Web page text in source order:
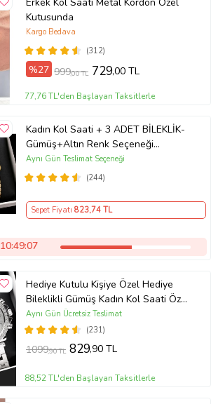
Kutusunda
(312)
Kargo Bedava
%27 999,00 TL 729,00 TL
77,76 TL'den Başlayan Taksitlerle
Kadın Kol Saati + 3 ADET BİLEKLİK-
Gümüş+Altın Renk Seçeneği
ayarlanabilir kordon Kadın Kol Saati
BİLEKLİK HEDİYE Altın Renk - Kız
(244)
Aynı Gün Teslimat Seçeneği
Sepet Fiyatı 823,74 TL
10:49:06
Hediye Kutulu Kişiye Özel Hediye
Bileklikli Gümüş Kadın Kol Saati Özel
Kutusunda (Gümüş)
(231)
Aynı Gün Ücretsiz Teslimat
1099,90 TL 829,90 TL
88,52 TL'den Başlayan Taksitlerle